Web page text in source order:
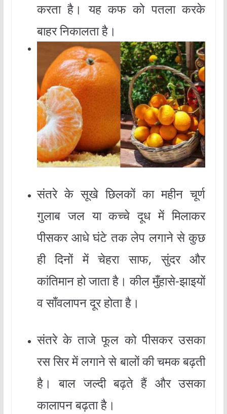
करता है। यह कफ को पतला करके
बाहर निकालता है।
संतरे के सूखे छिलकों का महीन चूर्ण
गुलाब जल या कच्चे दूध में मिलाकर
पीसकर आधे घंटे तक लेप लगाने से कुछ
ही दिनों में चेहरा साफ, सुंदर और
कांतिमान हो जाता है। कील मुँहासे-झाइयों
व साँवलापन दूर होता है।
संतरे के ताजे फूल को पीसकर उसका
रस सिर में लगाने से बालों की चमक बढ़ती
है। बाल जल्दी बढ़ते हैं और उसका
कालापन बढ़ता है।